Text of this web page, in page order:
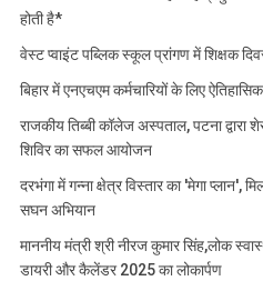
होती है*
वेस्ट प्वाइंट पब्लिक स्कूल प्रांगण में शिक्षक
बिहार में एनएचएम कर्मचारियों के लिए
राजकीय तिब्बी कॉलेज अस्पताल, पटना द्वारा
शिविर का सफल आयोजन
दरभंगा में गन्ना क्षेत्र विस्तार का 'मेगा प्लान',
सघन अभियान
माननीय मंत्री श्री नीरज कुमार सिंह,लोक
डायरी और कैलेंडर 2025 का लोकार्पण